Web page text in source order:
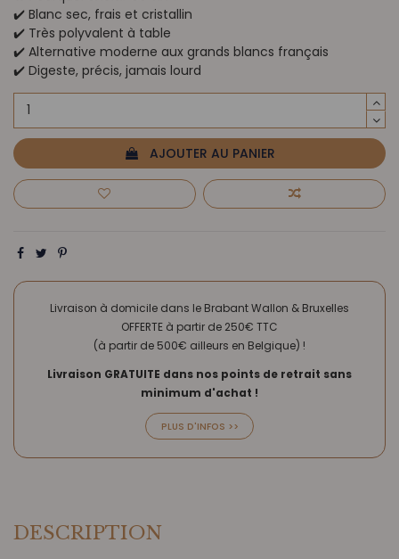
✔️ Blanc sec, frais et cristallin
✔️ Très polyvalent à table
✔️ Alternative moderne aux grands blancs français
✔️ Digeste, précis, jamais lourd
AJOUTER AU PANIER
Livraison à domicile dans le Brabant Wallon & Bruxelles
OFFERTE à partir de 250€ TTC
(à partir de 500€ ailleurs en Belgique) !
Livraison GRATUITE dans nos points de retrait sans
minimum d'achat !
PLUS D'INFOS >>
DESCRIPTION